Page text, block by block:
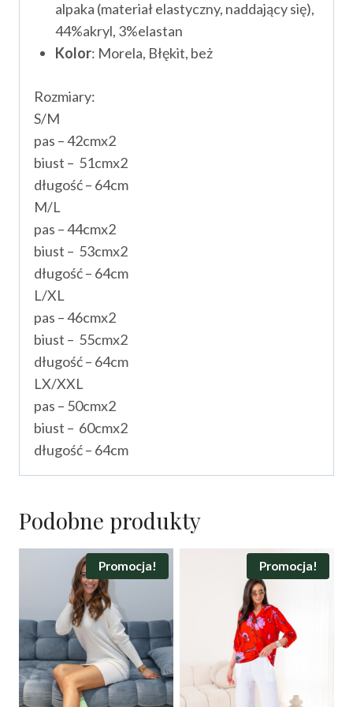
alpaka (materiał elastyczny, naddający się),
44%akryl, 3%elastan
Kolor: Morela, Błękit, beż
Rozmiary:
S/M
pas – 42cmx2
biust – 51cmx2
długość – 64cm
M/L
pas – 44cmx2
biust – 53cmx2
długość – 64cm
L/XL
pas – 46cmx2
biust – 55cmx2
długość – 64cm
LX/XXL
pas – 50cmx2
biust – 60cmx2
długość – 64cm
Podobne produkty
Promocja! Promocja!